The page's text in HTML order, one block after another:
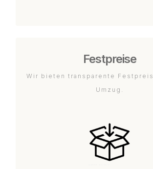
Festpreise
Wir bieten transparente
Umzug.